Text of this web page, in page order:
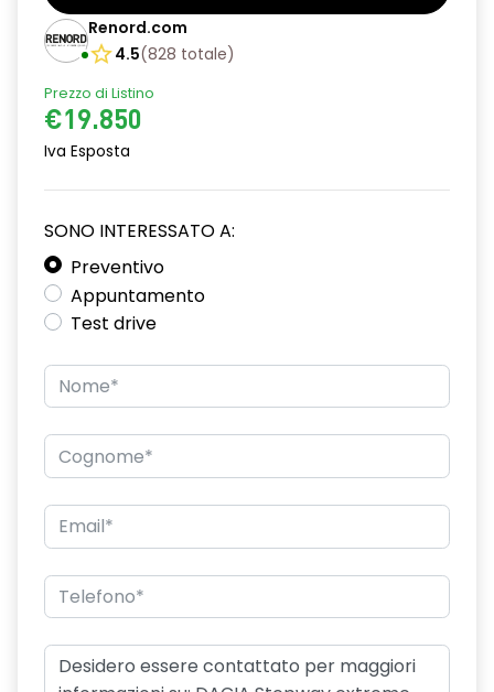
Climatizzatore automatico
Cruise Control
Design cerchi in lega TAMIA neri con coprimozzo in rame
Distance warning avviso distanza di sicurezza
Driver display 7''
Eco Mode
Emergency call soggetto alla disponibilità di rete
compatibile 2G/3G o 4G/5G in base al veicolo
Firma luminosa pixelata con fari full LED
Freno di stazionamento elettrico
HARM04
Illuminazione del bagagliaio
Intelligent speed assistance ISA
Keyless Entry
Lane departure warning avviso superamento linea con Lane
Renord.com
4.5(828 totale)
Prezzo di Listino
€19.850
Iva Esposta
SONO INTERESSATO A:
Preventivo
Appuntamento
Test drive